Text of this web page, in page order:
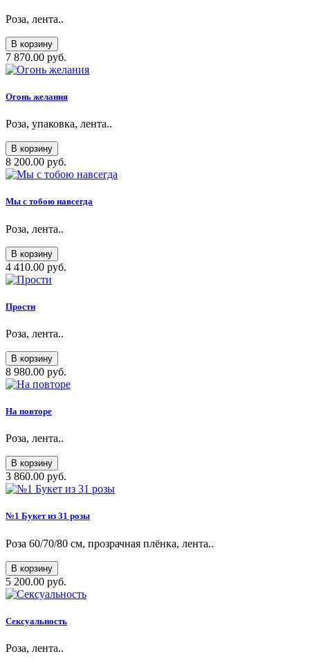
Роза, лента..
В корзину
7 870.00 руб.
Огонь желания
Роза, упаковка, лента..
В корзину
8 200.00 руб.
Мы с тобою навсегда
Роза, лента..
В корзину
4 410.00 руб.
Прости
Роза, лента..
В корзину
8 980.00 руб.
На повторе
Роза, лента..
В корзину
3 860.00 руб.
№1 Букет из 31 розы
Роза 60/70/80 см, прозрачная плёнка, лента..
В корзину
5 200.00 руб.
Сексуальность
Роза, лента..